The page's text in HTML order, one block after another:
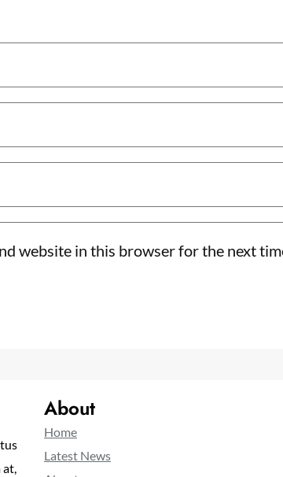
website in this browser for the next
at,
About
Home
Latest News